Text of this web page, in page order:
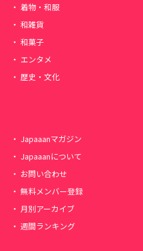
着物・和服
和雑貨
和菓子
エンタメ
歴史・文化
Japaaanマガジン
Japaaanについて
お問い合わせ
無料メンバー登録
月別アーカイブ
週間ランキング